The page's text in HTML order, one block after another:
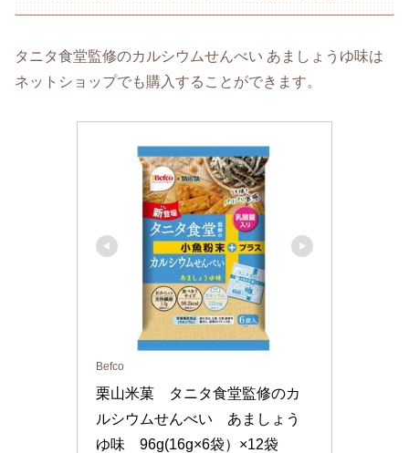
タニタ食堂監修のカルシウムせんべい あましょうゆ味は
ネットショップでも購入することができます。
Befco
栗山米菓　タニタ食堂監修のカ
ルシウムせんべい　あましょう
ゆ味　96g(16g×6袋）×12袋